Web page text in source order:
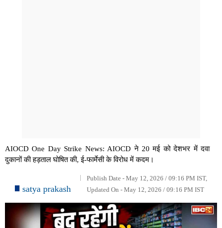
AIOCD One Day Strike News: AIOCD ने 20 मई को देशभर में दवा
दुकानों की हड़ताल घोषित की, ई-फार्मेसी के विरोध में कदम।
satya prakash
Publish Date - May 12, 2026 / 09:16 PM IST,
Updated On - May 12, 2026 / 09:16 PM IST